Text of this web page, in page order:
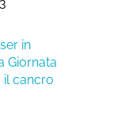
in
Giornata
cancro